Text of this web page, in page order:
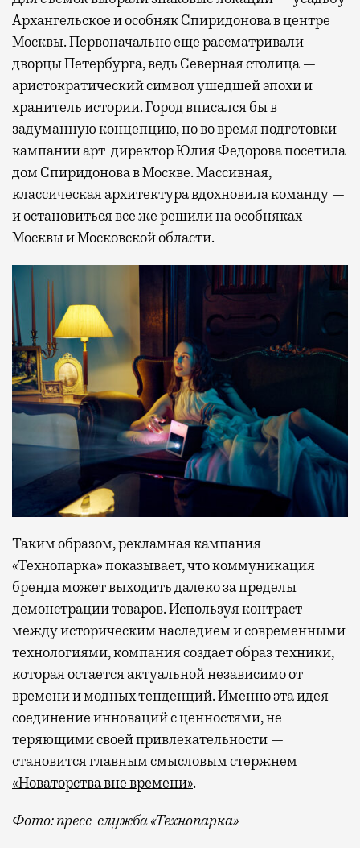
Архангельское и особняк Спиридонова в центре
Москвы. Первоначально еще рассматривали
дворцы Петербурга, ведь Северная столица —
аристократический символ ушедшей эпохи и
хранитель истории. Город вписался бы в
задуманную концепцию, но во время подготовки
кампании арт-директор Юлия Федорова посетила
дом Спиридонова в Москве. Массивная,
классическая архитектура вдохновила команду —
и остановиться все же решили на особняках
Москвы и Московской области.
Таким образом, рекламная кампания
«Технопарка» показывает, что коммуникация
бренда может выходить далеко за пределы
демонстрации товаров. Используя контраст
между историческим наследием и современными
технологиями, компания создает образ техники,
которая остается актуальной независимо от
времени и модных тенденций. Именно эта идея —
соединение инноваций с ценностями, не
теряющими своей привлекательности —
становится главным смысловым стержнем
«Новаторства вне времени».
Фото: пресс-служба «Технопарка»